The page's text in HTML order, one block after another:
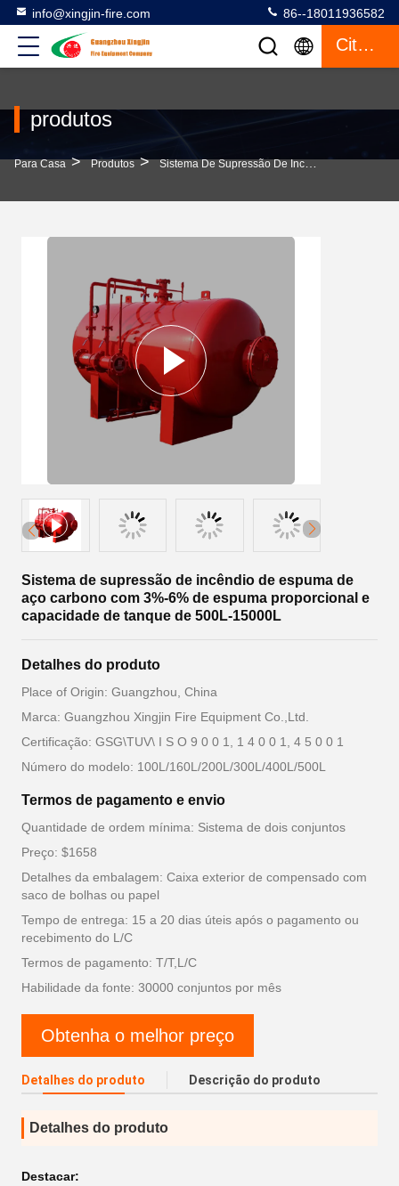
info@xingjin-fire.com 86--18011936582
Citações
produtos
Para Casa > Produtos > Sistema De Supressão De Incêndio Por Espuma
Sistema de supressão de incêndio de espuma de
aço carbono com 3%-6% de espuma proporcional e
capacidade de tanque de 500L-15000L
Detalhes do produto
Place of Origin: Guangzhou, China
Marca: Guangzhou Xingjin Fire Equipment Co.,Ltd.
Certificação: GSG\TUV\ I S O 9 0 0 1, 1 4 0 0 1, 4 5 0 0 1
Número do modelo: 100L/160L/200L/300L/400L/500L
Termos de pagamento e envio
Quantidade de ordem mínima: Sistema de dois conjuntos
Preço: $1658
Detalhes da embalagem: Caixa exterior de compensado com
saco de bolhas ou papel
Tempo de entrega: 15 a 20 dias úteis após o pagamento ou
recebimento do L/C
Termos de pagamento: T/T,L/C
Habilidade da fonte: 30000 conjuntos por mês
Obtenha o melhor preço
Detalhes do produto Descrição do produto
Detalhes do produto
Destacar: